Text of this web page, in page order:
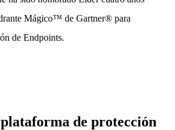
Mágico™ de Gartner® para
de Endpoints.
de protección